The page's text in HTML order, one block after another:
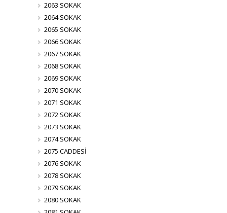
2063 SOKAK
2064 SOKAK
2065 SOKAK
2066 SOKAK
2067 SOKAK
2068 SOKAK
2069 SOKAK
2070 SOKAK
2071 SOKAK
2072 SOKAK
2073 SOKAK
2074 SOKAK
2075 CADDESİ
2076 SOKAK
2078 SOKAK
2079 SOKAK
2080 SOKAK